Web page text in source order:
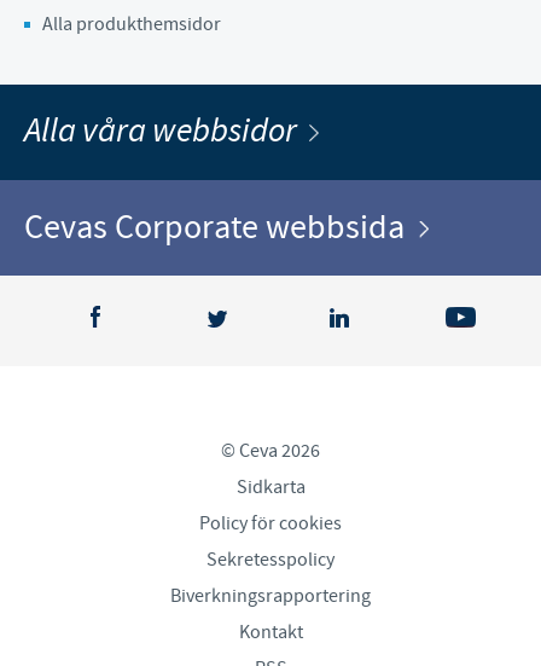
Alla produkthemsidor
Alla våra webbsidor
Cevas Corporate webbsida
© Ceva 2026
Sidkarta
Policy för cookies
Sekretesspolicy
Biverkningsrapportering
Kontakt